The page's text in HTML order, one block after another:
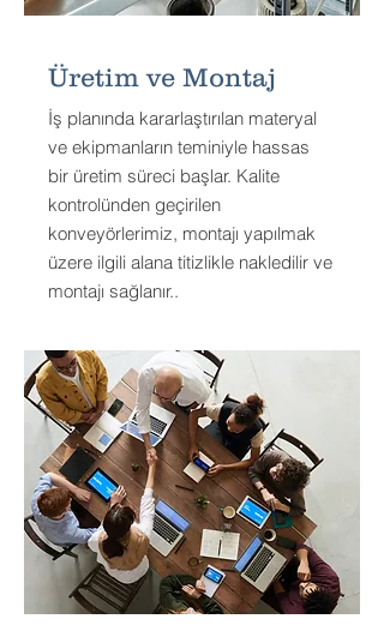
İş planında kararlaştırılan materyal
ve ekipmanların teminiyle hassas
bir üretim süreci başlar. Kalite
kontrolünden geçirilen
konveyörlerimiz, montajı yapılmak
üzere ilgili alana titizlikle nakledilir ve
montajı sağlanır..
Üretim ve Montaj